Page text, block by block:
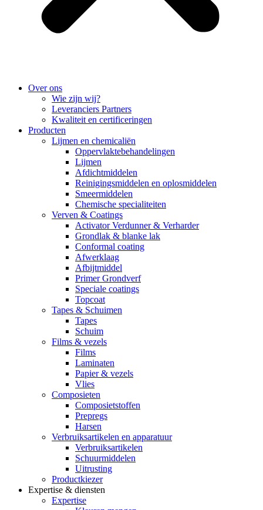
Over ons
Wie zijn wij?
Leveranciers Partners
Kwaliteit en certificeringen
Producten
Lijmen en chemicaliën
Oppervlaktebehandelingen
Lijmen
Afdichtmiddelen
Reinigingsmiddelen en oplosmiddelen
Smeermiddelen
Chemische specialiteiten
Verven & Coatings
Activator Verdunner & Verharder
Grondlak & blanke lak
Conformal coating
Afwerklaag
Afbijtmiddel
Primer Grondverf
Speciale coatings
Topcoat
Tapes & Schuimen
Tapes
Schuim
Films & vezels
Films
Laminaten
Papier & vezels
Vlies
Composieten
Composietstoffen
Prepregs
Harsen
Verbruiksartikelen en apparatuur
Verbruiksartikelen
Schuurmiddelen
Uitrusting
Productkiezer
Expertise & diensten
Expertise